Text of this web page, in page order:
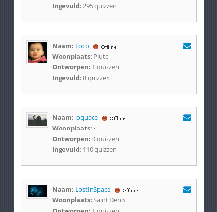
Ingevuld: 295 quizzen
Naam: Loco
Woonplaats: Pluto
Ontworpen: 1 quizzen
Ingevuld: 8 quizzen
Naam: loquace
Woonplaats: •
Ontworpen: 0 quizzen
Ingevuld: 110 quizzen
Naam: LostInSpace
Woonplaats: Saint Denis